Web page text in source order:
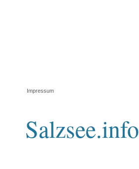
Impressum
Salzsee.info